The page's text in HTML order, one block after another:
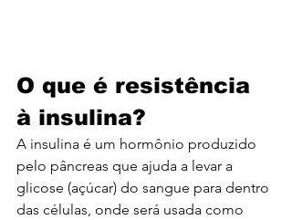
O que é resistência
à insulina?
A insulina é um hormônio produzido
pelo pâncreas que ajuda a levar a
glicose (açúcar) do sangue para dentro
das células, onde será usada como